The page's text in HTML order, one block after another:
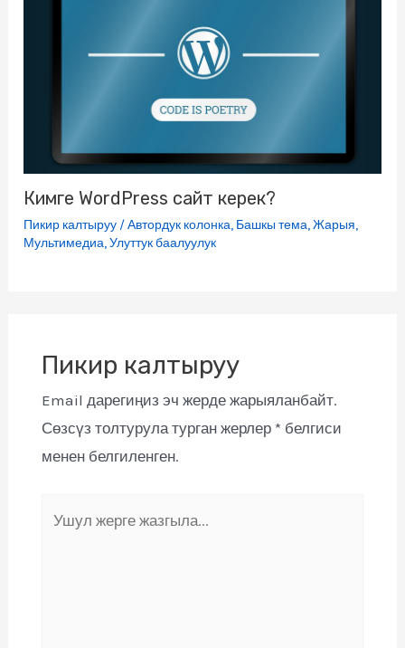
Кимге WordPress сайт керек?
Пикир калтыруу /Автордук колонка, Башкы тема,Жарыя,
Мультимедиа,Улуттук баалуулук
Пикир калтыруу
Email дарегиңиз эч жерде жарыяланбайт.
Сөзсүз толтурула турган жерлер * белгиси
менен белгиленген.